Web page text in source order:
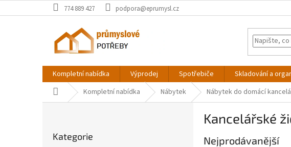
na
774 889 427 podpora@eprumysl.cz
Kompletní nabídka Výprodej Spotřebiče Skladování a
Domů Kompletní nabídka Nábytek Nábytek do domácí
kategorie
Kategorie
Kancelářské
Nejprodávanější